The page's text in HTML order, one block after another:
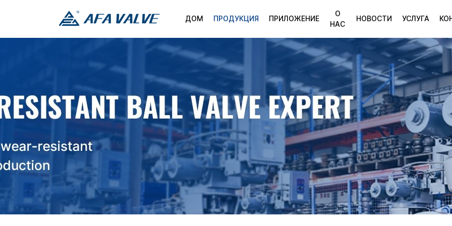
ДОМ ПРОДУКЦИЯ ПРИЛОЖЕНИЕ
О
НАС
НОВОСТИ УСЛУГА